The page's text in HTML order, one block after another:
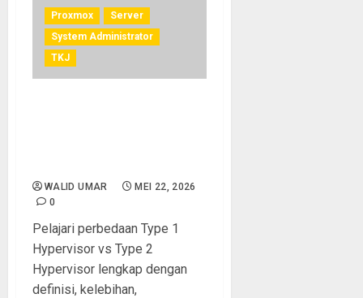
Proxmox
Server
System Administrator
TKJ
WALID UMAR
MEI 22, 2026
0
Pelajari perbedaan Type 1
Hypervisor vs Type 2
Hypervisor lengkap dengan
definisi, kelebihan,